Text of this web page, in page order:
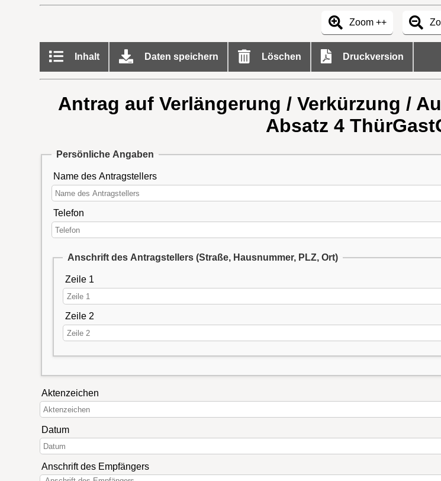
Zoom ++
Inhalt Daten speichern Löschen Druckversion
Antrag auf Verlängerung / Verkürzung /
Absatz 4
Persönliche Angaben
Name des Antragstellers
Telefon
Anschrift des Antragstellers (Straße, Hausnummer, PLZ, Ort)
Zeile 1
Zeile 2
Aktenzeichen
Datum
Anschrift des Empfängers